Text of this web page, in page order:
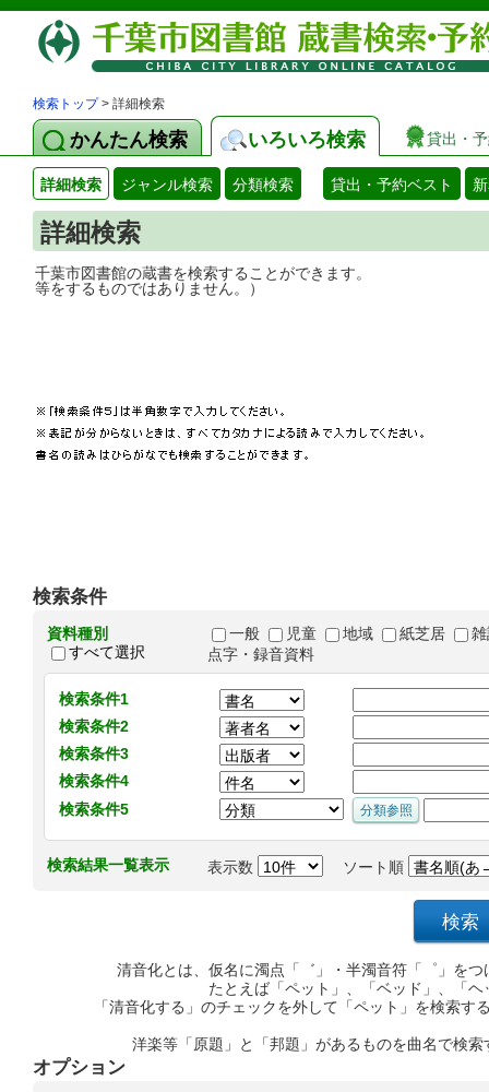
検索トップ> 詳細検索
かんたん検索 いろいろ検索 貸出・
詳細検索 ジャンル検索 分類検索 貸出・予約ベスト
詳細検索
千葉市図書館の蔵書を検索することがで
等をするものではありません。）
検索条件
資料種別
すべて選択
一般 児童 地域 紙芝居
点字・録音資料
検索条件1
検索条件2
検索条件3
検索条件4
検索条件5
検索結果一覧表示 表示数 ソート順
清音化とは、仮名に濁点「゛」・半濁音符「゜」を
たとえば「ペット」、「ベッド」、「
「清音化する」のチェックを外して「ペット」を検索
洋楽等「原題」と「邦題」があるものを曲名で検
オプション